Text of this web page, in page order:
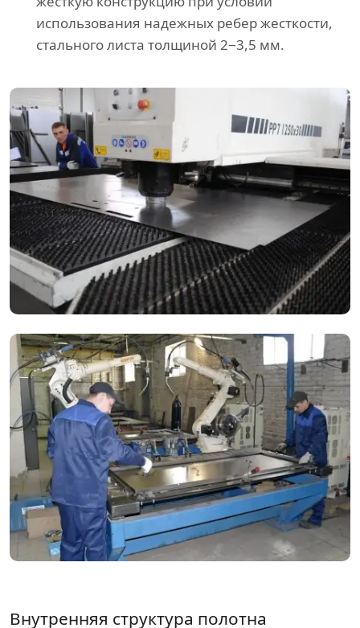
использования надежных ребер жесткости,
стального листа толщиной 2−3,5 мм.
Внутренняя структура полотна